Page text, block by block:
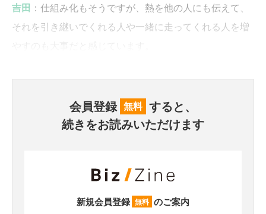
吉田 ：仕組み化もそうですが、熱を他の人にも伝えて、
それを引き継いでくれる人や一緒に走ってくれる人を増
会員登録 無料 すると、
続きをお読みいただけます
新規会員登録 無料 のご案内